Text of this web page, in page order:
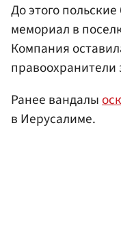
До этого
мемориал в
Компания
правоохранители
Ранее вандалы
в Иерусалиме.